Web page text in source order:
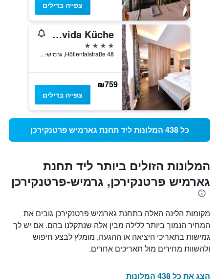
צפייה בדילים
Staudacherhof in Garmisch-Partenkirchen I Blick aufs Zugspitzmassiv I einzigartige Bayurvida Küche
4 כוכבים
Höllentalstraße 48, גרמיש-פרטנקירכן, בוואריה, גרמניה
₪759
צפייה בדילים
כל 438 המלונות ליד תחנת גארמיש פרטנקירכן
המלונות הזולים ביותר ליד תחנת
גארמיש פרטנקירכן, גרמיש-פרטנקירכן
מקומות הלינה האלה בתחנת גארמיש פרטנקירכן גובים את
המחיר הנמוך ביותר ללילה מבין אלה שנתקלנו בהם. אם יש לך
גמישות בתאריכי היציאה או ההגעה, מומלץ לבצע חיפוש
ולהשוות מחירים מול תאריכים אחרים.
הצג את כל 438 המלונות